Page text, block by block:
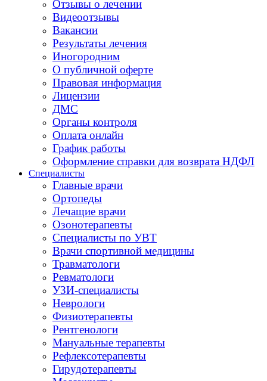
Отзывы о лечении
Видеоотзывы
Вакансии
Результаты лечения
Иногородним
О публичной оферте
Правовая информация
Лицензии
ДМС
Органы контроля
Оплата онлайн
График работы
Оформление справки для возврата НДФЛ
Специалисты
Главные врачи
Ортопеды
Лечащие врачи
Озонотерапевты
Специалисты по УВТ
Врачи спортивной медицины
Травматологи
Ревматологи
УЗИ-специалисты
Неврологи
Физиотерапевты
Рентгенологи
Мануальные терапевты
Рефлексотерапевты
Гирудотерапевты